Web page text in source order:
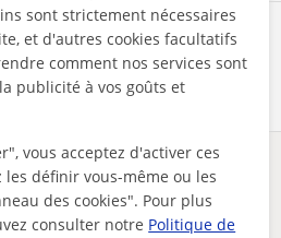
ce profil ?Signalez-le
sont strictement nécessaires
et d'autres cookies facultatifs
comment nos services sont
publicité à vos goûts et
vous acceptez d'activer ces
les définir vous-même ou les
des cookies". Pour plus
consulter notre Politique de